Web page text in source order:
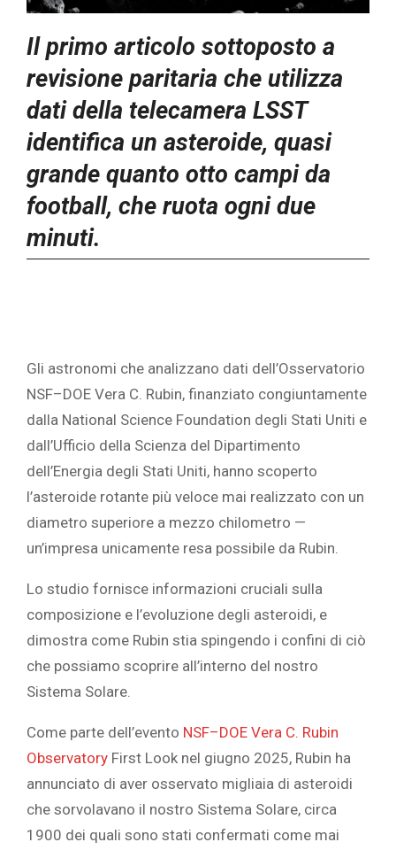
Il primo articolo sottoposto a
revisione paritaria che utilizza
dati della telecamera LSST
identifica un asteroide, quasi
grande quanto otto campi da
football, che ruota ogni due
minuti.
Gli astronomi che analizzano dati dell’Osservatorio
NSF–DOE Vera C. Rubin, finanziato congiuntamente
dalla National Science Foundation degli Stati Uniti e
dall’Ufficio della Scienza del Dipartimento
dell’Energia degli Stati Uniti, hanno scoperto
l’asteroide rotante più veloce mai realizzato con un
diametro superiore a mezzo chilometro —
un’impresa unicamente resa possibile da Rubin.
Lo studio fornisce informazioni cruciali sulla
composizione e l’evoluzione degli asteroidi, e
dimostra come Rubin stia spingendo i confini di ciò
che possiamo scoprire all’interno del nostro
Sistema Solare.
Come parte dell’evento NSF–DOE Vera C. Rubin
Observatory First Look nel giugno 2025, Rubin ha
annunciato di aver osservato migliaia di asteroidi
che sorvolavano il nostro Sistema Solare, circa
1900 dei quali sono stati confermati come mai